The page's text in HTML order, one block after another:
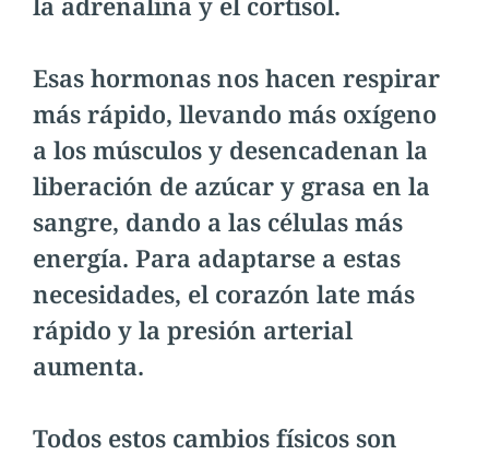
Esas hormonas nos hacen respirar
más rápido, llevando más oxígeno
a los músculos y desencadenan la
liberación de azúcar y grasa en la
sangre, dando a las células más
energía. Para adaptarse a estas
necesidades, el corazón late más
rápido y la presión arterial
aumenta.
Todos estos cambios físicos son